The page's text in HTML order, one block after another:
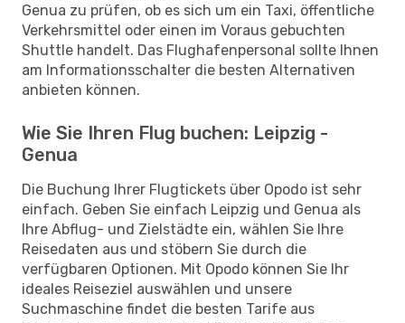
Genua zu prüfen, ob es sich um ein Taxi, öffentliche
Verkehrsmittel oder einen im Voraus gebuchten
Shuttle handelt. Das Flughafenpersonal sollte Ihnen
am Informationsschalter die besten Alternativen
anbieten können.
Wie Sie Ihren Flug buchen: Leipzig -
Genua
Die Buchung Ihrer Flugtickets über Opodo ist sehr
einfach. Geben Sie einfach Leipzig und Genua als
Ihre Abflug- und Zielstädte ein, wählen Sie Ihre
Reisedaten aus und stöbern Sie durch die
verfügbaren Optionen. Mit Opodo können Sie Ihr
ideales Reiseziel auswählen und unsere
Suchmaschine findet die besten Tarife aus